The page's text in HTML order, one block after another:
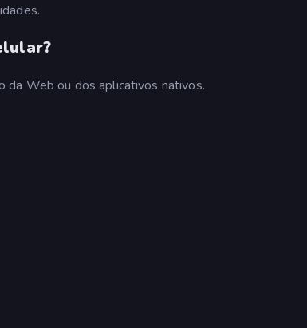
da Web ou dos aplicativos nativos.